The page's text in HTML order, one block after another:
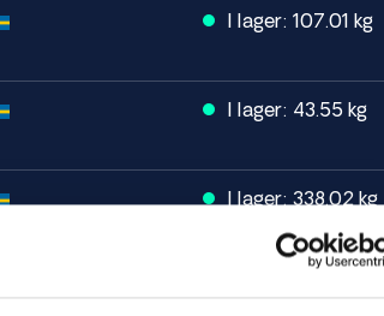
I lager: 107.01 kg
I lager: 43.55 kg
I lager: 338.02 kg